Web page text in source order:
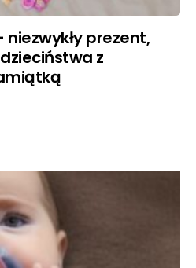
prezent,
z